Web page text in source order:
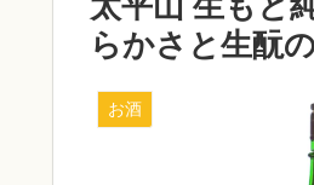
らかさと生酛
お酒